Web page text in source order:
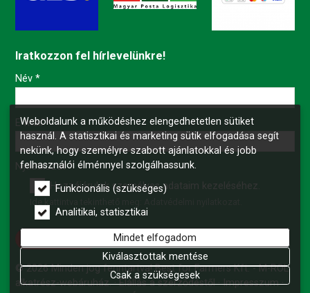
Iratkozzon fel hírlevelünkre!
-
-
-
Név *
E-mail*
Nyilatkozat*
Hozzájárulok személyes adataim kezeléséhez.
© 2026 Minden jog fenntartva! Best for Farmers Kft. - M-ROL
alkatrész-webáruház.
Elállás a szerződéstől
Impresszum
Weboldalunk a működéshez elengedhetetlen sütiket
használ. A statisztikai és marketing sütik elfogadása segít
nekünk, hogy személyre szabott ajánlatokkal és jobb
felhasználói élménnyel szolgálhassunk.
Funkcionális (szükséges)
Analitikai, statisztikai
Mindet elfogadom
Kiválasztottak mentése
Csak a szükségesek